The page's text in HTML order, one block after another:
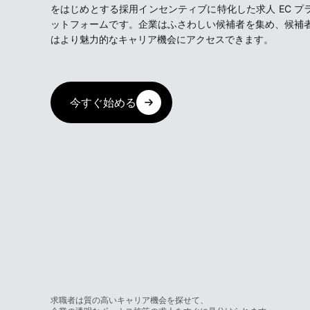
をはじめとする採用インセンティブに特化した求人 EC プ
ットフォームです。企業はふさわしい候補者を集め、候補
はより魅力的なキャリア機会にアクセスできます。
今すぐ始める
求職者は質の高いキャリア機会を探せて、